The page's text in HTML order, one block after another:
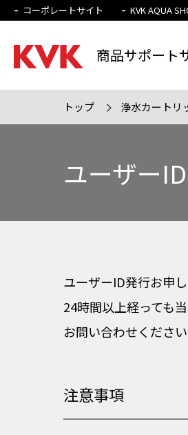
商品サポート
コーポレートサイト KVK AQUA
トップ 浄水カートリ
ユーザー
ユーザーID発行お申
24時間以上経っても
お問い合わせください
注意事項